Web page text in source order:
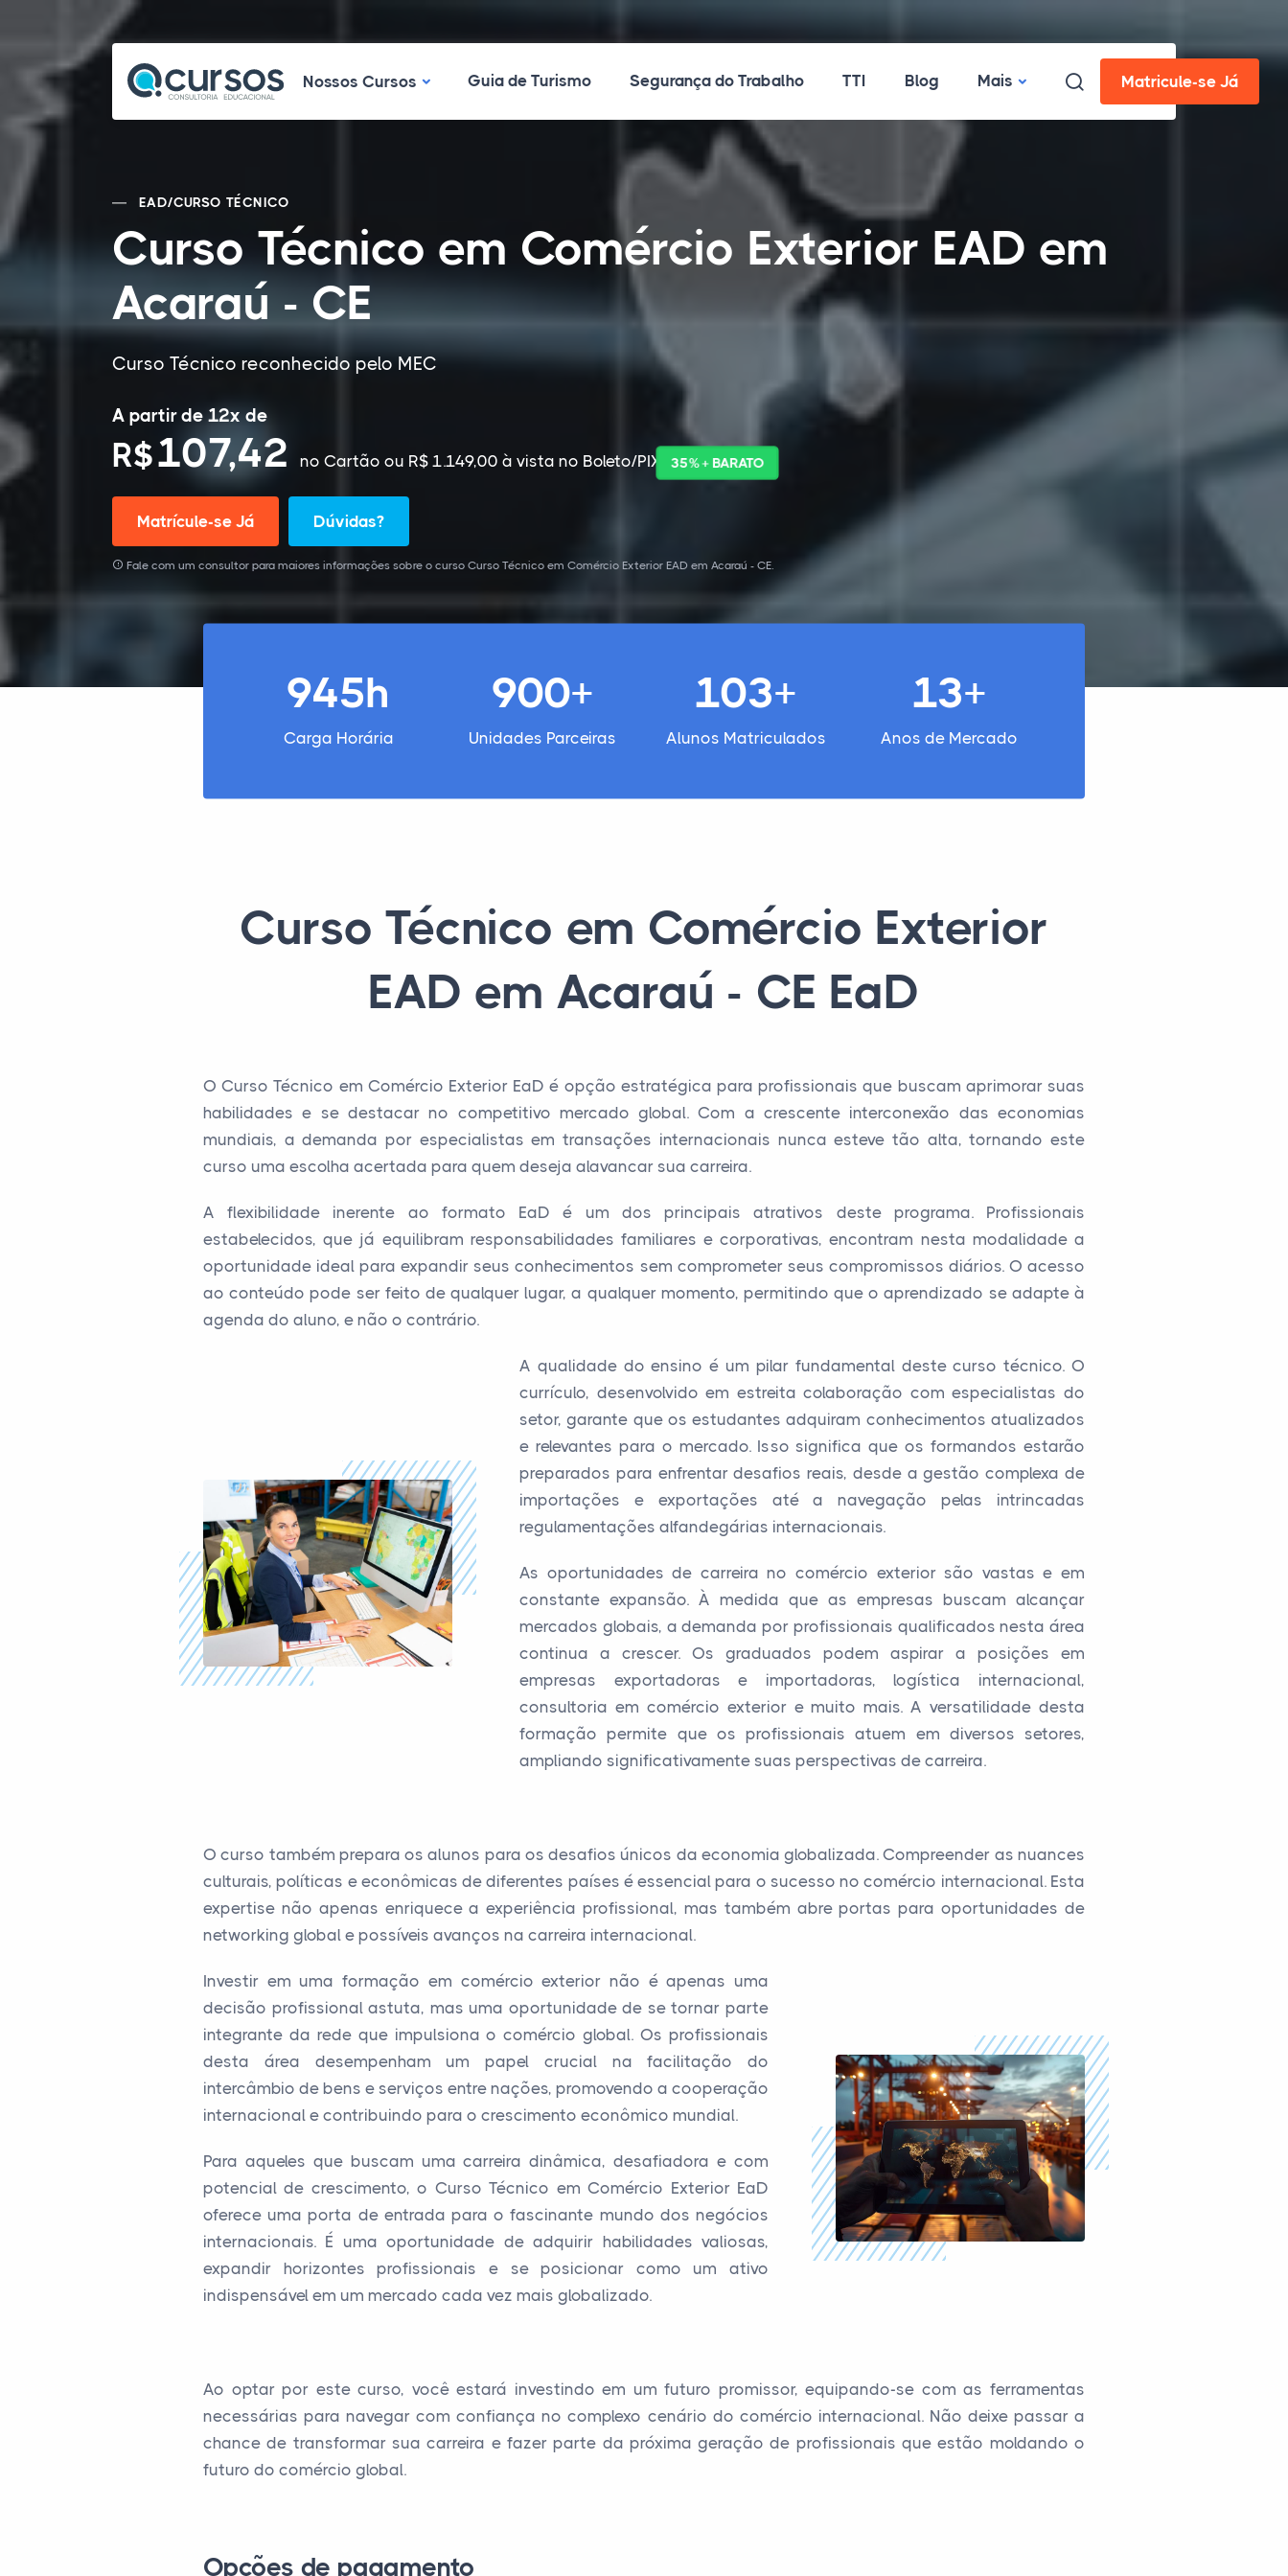
Nossos CursosNossos Cursos
Guia de Turismo Segurança do Trabalho TTI Blog Mais Matricule-se Já
EAD/CURSO TÉCNICO
Curso Técnico em Comércio Exterior EAD em
Acaraú - CE
Curso Técnico reconhecido pelo MEC
A partir de 12x de
R$107,42 no Cartão ou R$ 1.149,00 à vista no Boleto/PIX 35% + BARATO
Matrícule-se Já Dúvidas?
Fale com um consultor para maiores informações sobre o curso Curso Técnico em Comércio Exterior EAD em Acaraú - CE.
945h
Carga Horária
900+
Unidades Parceiras
103+
Alunos Matriculados
13+
Anos de Mercado
Curso Técnico em Comércio Exterior
EAD em Acaraú - CE EaD
O Curso Técnico em Comércio Exterior EaD é opção estratégica para profissionais que buscam aprimorar suas
habilidades e se destacar no competitivo mercado global. Com a crescente interconexão das economias
mundiais, a demanda por especialistas em transações internacionais nunca esteve tão alta, tornando este
curso uma escolha acertada para quem deseja alavancar sua carreira.
A flexibilidade inerente ao formato EaD é um dos principais atrativos deste programa. Profissionais
estabelecidos, que já equilibram responsabilidades familiares e corporativas, encontram nesta modalidade a
oportunidade ideal para expandir seus conhecimentos sem comprometer seus compromissos diários. O acesso
ao conteúdo pode ser feito de qualquer lugar, a qualquer momento, permitindo que o aprendizado se adapte à
agenda do aluno, e não o contrário.
A qualidade do ensino é um pilar fundamental deste curso técnico. O
currículo, desenvolvido em estreita colaboração com especialistas do
setor, garante que os estudantes adquiram conhecimentos atualizados
e relevantes para o mercado. Isso significa que os formandos estarão
preparados para enfrentar desafios reais, desde a gestão complexa de
importações e exportações até a navegação pelas intrincadas
regulamentações alfandegárias internacionais.
As oportunidades de carreira no comércio exterior são vastas e em
constante expansão. À medida que as empresas buscam alcançar
mercados globais, a demanda por profissionais qualificados nesta área
continua a crescer. Os graduados podem aspirar a posições em
empresas exportadoras e importadoras, logística internacional,
consultoria em comércio exterior e muito mais. A versatilidade desta
formação permite que os profissionais atuem em diversos setores,
ampliando significativamente suas perspectivas de carreira.
O curso também prepara os alunos para os desafios únicos da economia globalizada. Compreender as nuances
culturais, políticas e econômicas de diferentes países é essencial para o sucesso no comércio internacional. Esta
expertise não apenas enriquece a experiência profissional, mas também abre portas para oportunidades de
networking global e possíveis avanços na carreira internacional.
Investir em uma formação em comércio exterior não é apenas uma
decisão profissional astuta, mas uma oportunidade de se tornar parte
integrante da rede que impulsiona o comércio global. Os profissionais
desta área desempenham um papel crucial na facilitação do
intercâmbio de bens e serviços entre nações, promovendo a cooperação
internacional e contribuindo para o crescimento econômico mundial.
Para aqueles que buscam uma carreira dinâmica, desafiadora e com
potencial de crescimento, o Curso Técnico em Comércio Exterior EaD
oferece uma porta de entrada para o fascinante mundo dos negócios
internacionais. É uma oportunidade de adquirir habilidades valiosas,
expandir horizontes profissionais e se posicionar como um ativo
indispensável em um mercado cada vez mais globalizado.
Ao optar por este curso, você estará investindo em um futuro promissor, equipando-se com as ferramentas
necessárias para navegar com confiança no complexo cenário do comércio internacional. Não deixe passar a
chance de transformar sua carreira e fazer parte da próxima geração de profissionais que estão moldando o
futuro do comércio global.
Opções de pagamento